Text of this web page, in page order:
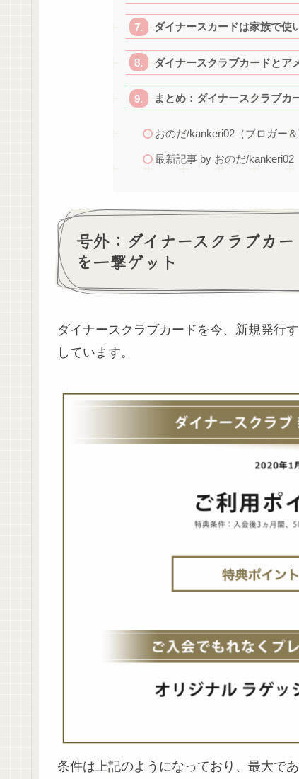
ダイナースカードは家族で使
ダイナースクラブカードとア
まとめ：ダイナースクラブカ
おのだ/kankeri02（ブロガー＆
最新記事 by おのだ/kankeri02
号外：ダイナースクラブカ
を一撃ゲット
ダイナースクラブカードを今、新規発行
しています。
条件は上記のようになっており、最大で